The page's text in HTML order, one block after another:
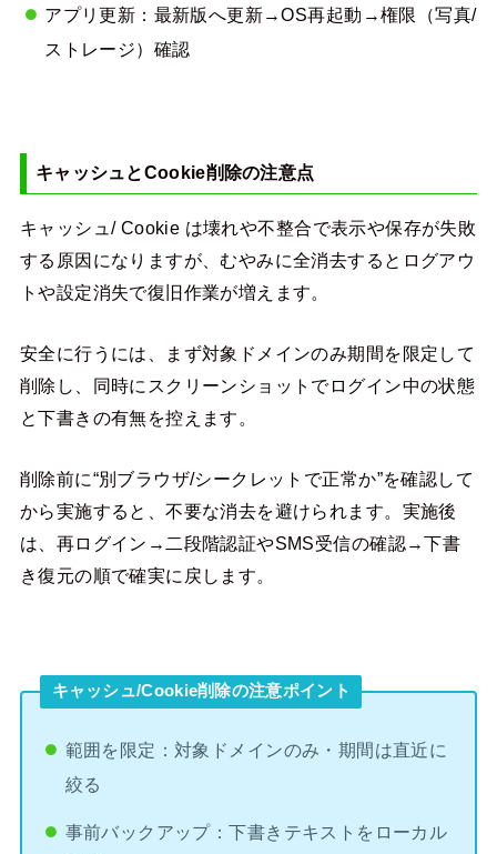
アプリ更新：最新版へ更新→OS再起動→権限（写真/
ストレージ）確認
キャッシュとCookie削除の注意点
キャッシュ/ Cookie は壊れや不整合で表示や保存が失敗
する原因になりますが、むやみに全消去するとログアウ
トや設定消失で復旧作業が増えます。
安全に行うには、まず対象ドメインのみ期間を限定して
削除し、同時にスクリーンショットでログイン中の状態
と下書きの有無を控えます。
削除前に“別ブラウザ/シークレットで正常か”を確認して
から実施すると、不要な消去を避けられます。実施後
は、再ログイン→二段階認証やSMS受信の確認→下書
き復元の順で確実に戻します。
キャッシュ/Cookie削除の注意ポイント
範囲を限定：対象ドメインのみ・期間は直近に
絞る
事前バックアップ：下書きテキストをローカル